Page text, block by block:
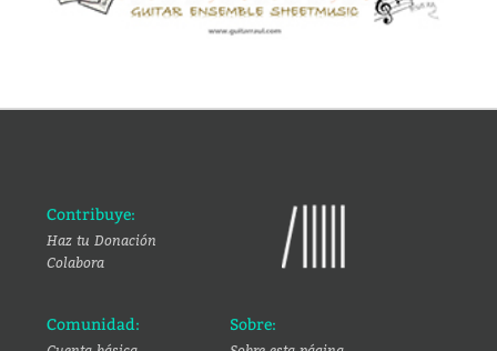
Contribuye:
Haz tu Donación
Colabora
Comunidad: Sobre: